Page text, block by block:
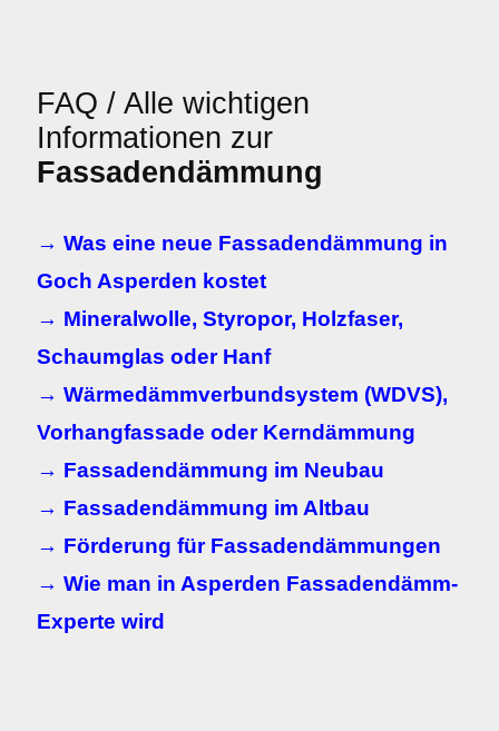
FAQ / Alle wichtigen
Informationen zur
Fassadendämmung
→ Was eine neue Fassadendämmung in
Goch Asperden kostet
→ Mineralwolle, Styropor, Holzfaser,
Schaumglas oder Hanf
→ Wärmedämmverbundsystem (WDVS),
Vorhangfassade oder Kerndämmung
→ Fassadendämmung im Neubau
→ Fassadendämmung im Altbau
→ Förderung für Fassadendämmungen
→ Wie man in Asperden Fassadendämm-
Experte wird